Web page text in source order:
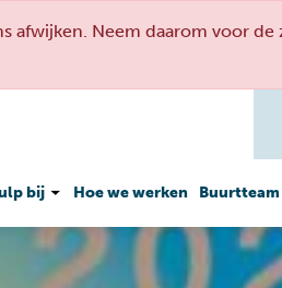
Neem daarom voor
bij Hoe we werken